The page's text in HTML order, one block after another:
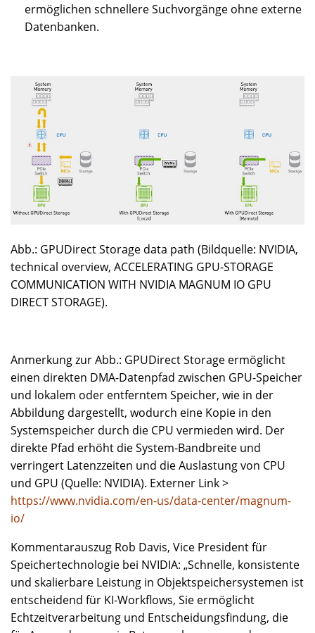
ermöglichen schnellere Suchvorgänge ohne externe
Datenbanken.
Abb.: GPUDirect Storage data path (Bildquelle: NVIDIA,
technical overview, ACCELERATING GPU-STORAGE
COMMUNICATION WITH NVIDIA MAGNUM IO GPU
DIRECT STORAGE).
Anmerkung zur Abb.: GPUDirect Storage ermöglicht
einen direkten DMA-Datenpfad zwischen GPU-Speicher
und lokalem oder entferntem Speicher, wie in der
Abbildung dargestellt, wodurch eine Kopie in den
Systemspeicher durch die CPU vermieden wird. Der
direkte Pfad erhöht die System-Bandbreite und
verringert Latenzzeiten und die Auslastung von CPU
und GPU (Quelle: NVIDIA). Externer Link >
https://www.nvidia.com/en-us/data-center/magnum-
io/
Kommentarauszug Rob Davis, Vice President für
Speichertechnologie bei NVIDIA: „Schnelle, konsistente
und skalierbare Leistung in Objektspeichersystemen ist
entscheidend für KI-Workflows, Sie ermöglicht
Echtzeitverarbeitung und Entscheidungsfindung, die